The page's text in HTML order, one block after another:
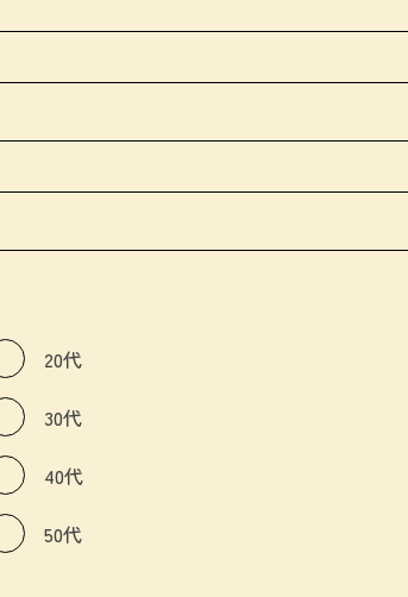
20代
30代
40代
50代